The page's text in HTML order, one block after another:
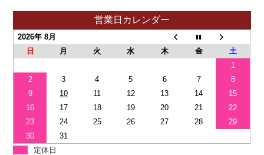
営業日カレンダー
2026年 8月
日
月 火 水 木 金
土
1
2
3 4 5 6 7
8
9
10 11 12 13 14
15
16
17 18 19 20 21
22
23
24 25 26 27 28
29
30
31
定休日